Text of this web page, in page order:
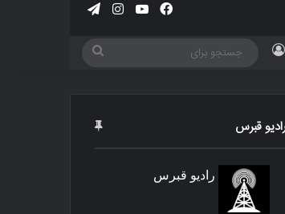
فیسبوکیوتیوباینستاگرام
قبرس
رادیو قبرس